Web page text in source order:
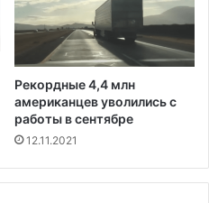
Рекордные 4,4 млн
американцев уволились с
работы в сентябре
12.11.2021